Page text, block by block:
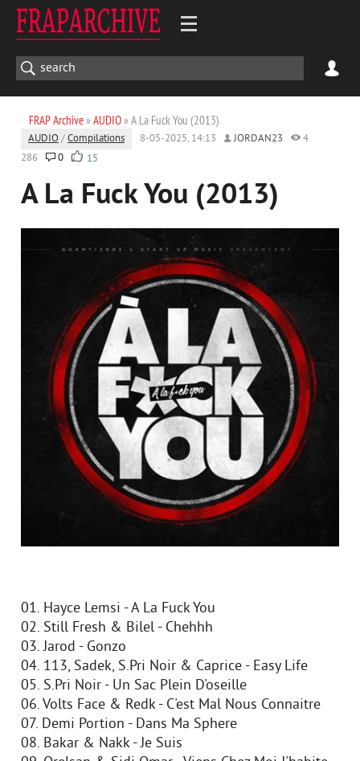
FRAP Archive» AUDIO» A La Fuck You (2013)
AUDIO /Compilations 8-05-2025, 14:13 JORDAN23
4
286
0 15
A La Fuck You (2013)
01. Hayce Lemsi - A La Fuck You
02. Still Fresh & Bilel - Chehhh
03. Jarod - Gonzo
04. 113, Sadek, S.Pri Noir & Caprice - Easy Life
05. S.Pri Noir - Un Sac Plein D'oseille
06. Volts Face & Redk - C'est Mal Nous Connaitre
07. Demi Portion - Dans Ma Sphere
08. Bakar & Nakk - Je Suis